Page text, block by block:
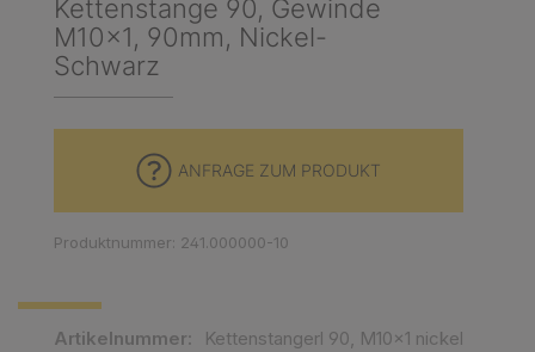
Kettenstange 90, Gewinde
M10x1, 90mm, Nickel-
Schwarz
Artikelnummer:
Kettenstangerl 90, M10x1 nickel
ANFRAGE ZUM PRODUKT
Produktnummer: 241.000000-10